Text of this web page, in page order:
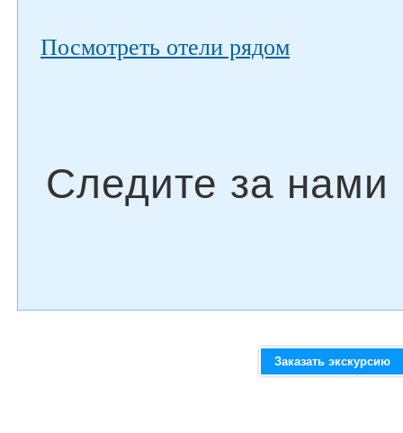
Посмотреть отели рядом
Заказать экскурсию